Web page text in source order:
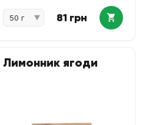
81 грн
Лимонник ягоди